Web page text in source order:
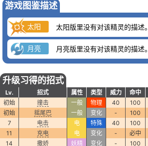
游戏图鉴描述
太阳 太阳版里没有对该精灵的描述。
月亮 月亮版里没有对该精灵的描述。
升级习得的招式
Lv. 招式 属性 类型 威力 命中
初始
撞击 一般 物理 40 100
初始
摇尾巴 一般 变化 - 100
7
电击 电 特殊 40 100
11
充电 电 变化 - 必中
14
撒娇 妖精 变化 - 100